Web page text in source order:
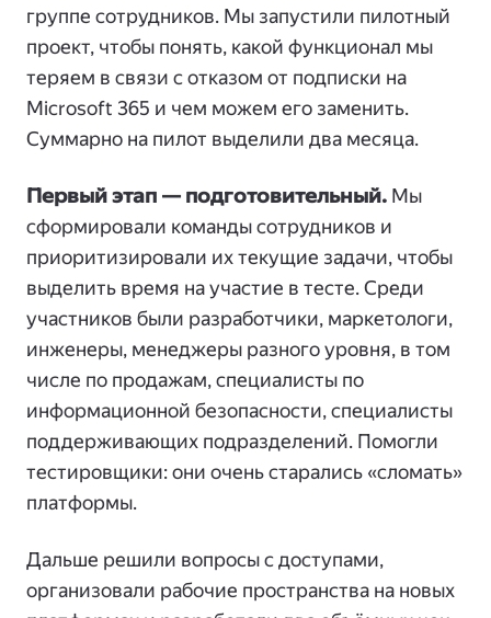
группе сотрудников. Мы запустили пилотный
проект, чтобы понять, какой функционал мы
теряем в связи с отказом от подписки на
Microsoft 365 и чем можем его заменить.
Суммарно на пилот выделили два месяца.
Первый этап — подготовительный. Мы
сформировали команды сотрудников и
приоритизировали их текущие задачи, чтобы
выделить время на участие в тесте. Среди
участников были разработчики, маркетологи,
инженеры, менеджеры разного уровня, в том
числе по продажам, специалисты по
информационной безопасности, специалисты
поддерживающих подразделений. Помогли
тестировщики: они очень старались «сломать»
платформы.
Дальше решили вопросы с доступами,
организовали рабочие пространства на новых